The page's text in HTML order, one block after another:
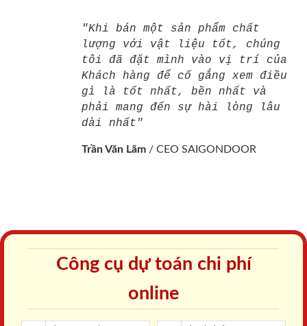
"Khi bán một sản phẩm chất
lượng với vật liệu tốt, chúng
tôi đã đặt mình vào vị trí của
Khách hàng để cố gắng xem điều
gì là tốt nhất, bền nhất và
phải mang đến sự hài lòng lâu
dài nhất"
Trần Văn Lãm / CEO SAIGONDOOR
Công cụ dự toán chi phí
online